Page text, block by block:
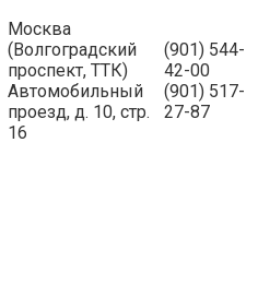
Москва
(Волгоградский
проспект, ТТК)
Автомобильный
проезд, д. 10, стр.
16
(901) 544-
42-00
(901) 517-
27-87